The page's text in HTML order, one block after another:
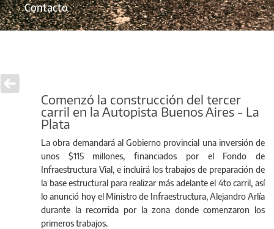
Contacto
Comenzó la construcción del tercer
carril en la Autopista Buenos Aires - La
Plata
La obra demandará al Gobierno provincial una inversión de
unos $115 millones, financiados por el Fondo de
Infraestructura Vial, e incluirá los trabajos de preparación de
la base estructural para realizar más adelante el 4to carril, así
lo anunció hoy el Ministro de Infraestructura, Alejandro Arlía
durante la recorrida por la zona donde comenzaron los
primeros trabajos.